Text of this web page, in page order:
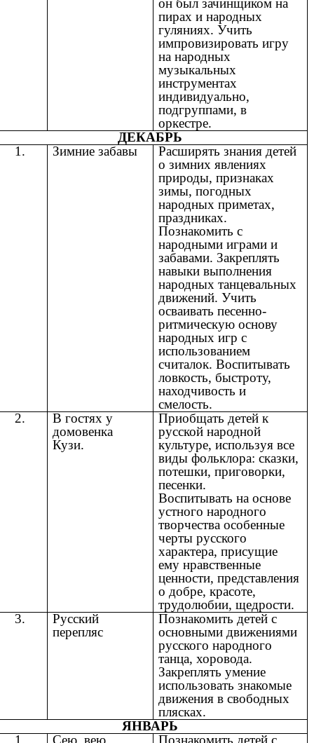
он был зачинщиком на
пирах и народных
гуляниях. Учить
импровизировать игру
на народных
музыкальных
инструментах
индивидуально,
подгруппами, в
оркестре.
ДЕКАБРЬ
1.
Зимние забавы
Расширять знания детей
о зимних явлениях
природы, признаках
зимы, погодных
народных приметах,
праздниках.
Познакомить с
народными играми и
забавами. Закреплять
навыки выполнения
народных танцевальных
движений. Учить
осваивать песенно-
ритмическую основу
народных игр с
использованием
считалок. Воспитывать
ловкость, быстроту,
находчивость и
смелость.
2.
В гостях у
домовенка
Кузи.
Приобщать детей к
русской народной
культуре, используя все
виды фольклора: сказки,
потешки, приговорки,
песенки.
Воспитывать на основе
устного народного
творчества особенные
черты русского
характера, присущие
ему нравственные
ценности, представления
о добре, красоте,
трудолюбии, щедрости.
3.
Русский
перепляс
Познакомить детей с
основными движениями
русского народного
танца, хоровода.
Закреплять умение
использовать знакомые
движения в свободных
плясках.
ЯНВАРЬ
1.
Сею, вею, Познакомить детей с